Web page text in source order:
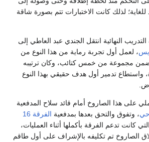
لذلك كانت الاختبارات تتم بصورة شاقة
النهائية انتقل الجندي عبد العاطي إلى
، لعمل أول تجربة رماية من هذا النوع من
ضمن مجموعة من خمس كتائب، وكان ترتيبه
واستطاع تدمير أول هدف حقيقي بهذا النوع
على هذا الصاروخ أمام قائد سلاح المدفعية
، وتفوق والتحق بعدها بمدفعية
الفرقة 16
كانت تدعم الفرقة بأكملها أثناء العمليات،
الصاروخ تم تكليفه بالإشراف على أول طاقم